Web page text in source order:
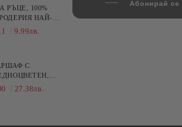
РЪЦЕ, 100%
НАЙ-
МАЙКА/БАБА ,
9.99лв.
С
РАЗЛИЧНИ
27.38лв.